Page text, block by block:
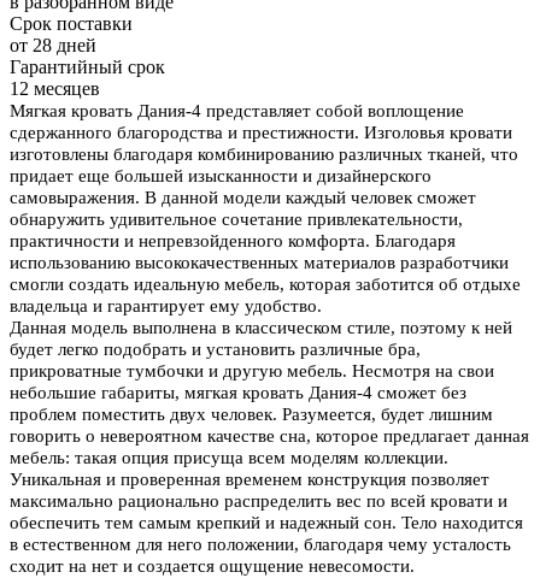
Срок поставки
от 28 дней
Гарантийный срок
12 месяцев
Мягкая кровать Дания-4 представляет собой воплощение
сдержанного благородства и престижности. Изголовья кровати
изготовлены благодаря комбинированию различных тканей, что
придает еще большей изысканности и дизайнерского
самовыражения. В данной модели каждый человек сможет
обнаружить удивительное сочетание привлекательности,
практичности и непревзойденного комфорта. Благодаря
использованию высококачественных материалов разработчики
смогли создать идеальную мебель, которая заботится об отдыхе
владельца и гарантирует ему удобство.
Данная модель выполнена в классическом стиле, поэтому к ней
будет легко подобрать и установить различные бра,
прикроватные тумбочки и другую мебель. Несмотря на свои
небольшие габариты, мягкая кровать Дания-4 сможет без
проблем поместить двух человек. Разумеется, будет лишним
говорить о невероятном качестве сна, которое предлагает данная
мебель: такая опция присуща всем моделям коллекции.
Уникальная и проверенная временем конструкция позволяет
максимально рационально распределить вес по всей кровати и
обеспечить тем самым крепкий и надежный сон. Тело находится
в естественном для него положении, благодаря чему усталость
сходит на нет и создается ощущение невесомости.